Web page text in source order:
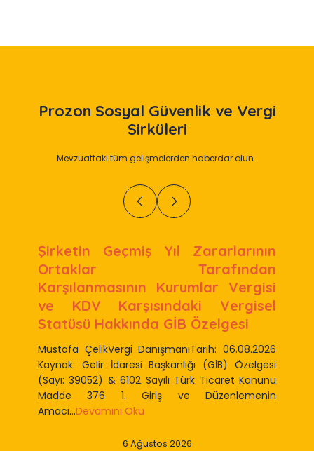
Prozon Sosyal Güvenlik ve Vergi
Sirküleri
Mevzuattaki tüm gelişmelerden haberdar olun…
Şirketin Geçmiş Yıl Zararlarının
Ortaklar Tarafından
Karşılanmasının Kurumlar Vergisi
ve KDV Karşısındaki Vergisel
Statüsü Hakkında GİB Özelgesi
Mustafa ÇelikVergi DanışmanıTarih: 06.08.2026
Kaynak: Gelir İdaresi Başkanlığı (GİB) Özelgesi
(Sayı: 39052) & 6102 Sayılı Türk Ticaret Kanunu
Madde 376 1. Giriş ve Düzenlemenin
Amacı...Devamını Oku
6 Ağustos 2026